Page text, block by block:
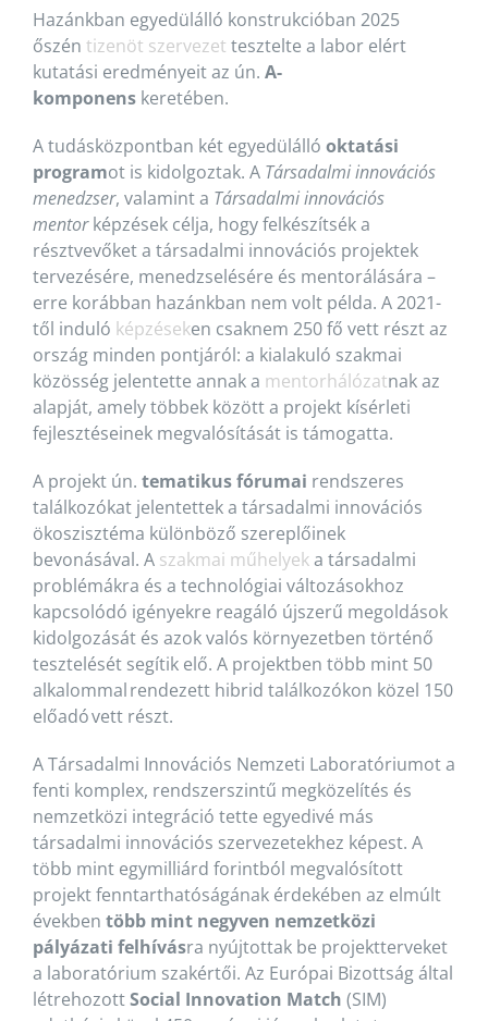
Hazánkban egyedülálló konstrukcióban 2025
őszén tizenöt szervezet tesztelte a labor elért
kutatási eredményeit az ún. A-
komponenskeretében.
A tudásközpontban két egyedülálló oktatási
programot is kidolgoztak. A Társadalmi innovációs
menedzser, valamint a Társadalmi innovációs
mentorképzések célja, hogy felkészítsék a
résztvevőket a társadalmi innovációs projektek
tervezésére, menedzselésére és mentorálására –
erre korábban hazánkban nem volt példa. A 2021-
től induló képzéseken csaknem 250 fő vett részt az
ország minden pontjáról: a kialakuló szakmai
közösség jelentette annak a mentorhálózatnak az
alapját, amely többek között a projekt kísérleti
fejlesztéseinek megvalósítását is támogatta.
A projekt ún. tematikus fórumai rendszeres
találkozókat jelentettek a társadalmi innovációs
ökoszisztéma különböző szereplőinek
bevonásával. A szakmai műhelyeka társadalmi
problémákra és a technológiai változásokhoz
kapcsolódó igényekre reagáló újszerű megoldások
kidolgozását és azok valós környezetben történő
tesztelését segítik elő. A projektben több mint 50
alkalommal rendezett hibrid találkozókon közel 150
előadó vett részt.
A Társadalmi Innovációs Nemzeti Laboratóriumot a
fenti komplex, rendszerszintű megközelítés és
nemzetközi integráció tette egyedivé más
társadalmi innovációs szervezetekhez képest. A
több mint egymilliárd forintból megvalósított
projekt fenntarthatóságának érdekében az elmúlt
években több mint negyven nemzetközi
pályázati felhívásra nyújtottak be projektterveket
a laboratórium szakértői. Az Európai Bizottság által
létrehozottSocial Innovation Match (SIM)